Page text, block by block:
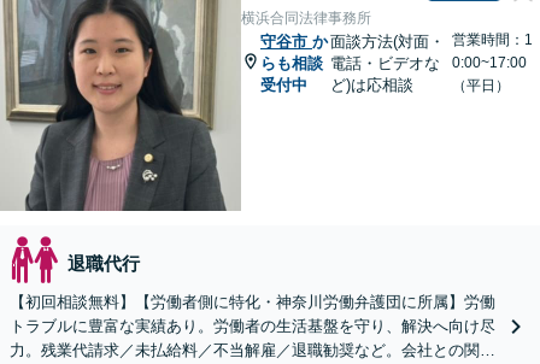
横浜合同法律事務所
守谷市 か
らも相談
受付中
面談方法(対面・
電話・ビデオな
ど)は応相談
営業時間：1
0:00~17:00
（平日）
退職代行
【初回相談無料】【労働者側に特化・神奈川労働弁護団に所属】労働
トラブルに豊富な実績あり。労働者の生活基盤を守り、解決へ向け尽
力。残業代請求／未払給料／不当解雇／退職勧奨など。会社との関係